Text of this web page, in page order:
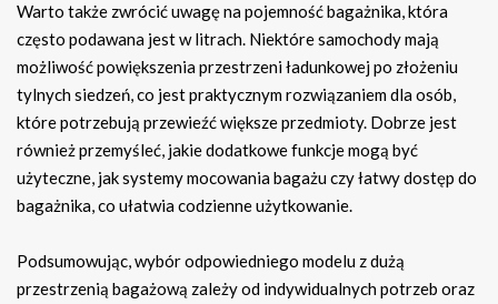
Warto także zwrócić uwagę na pojemność bagażnika, która
często podawana jest w litrach. Niektóre samochody mają
możliwość powiększenia przestrzeni ładunkowej po złożeniu
tylnych siedzeń, co jest praktycznym rozwiązaniem dla osób,
które potrzebują przewieźć większe przedmioty. Dobrze jest
również przemyśleć, jakie dodatkowe funkcje mogą być
użyteczne, jak systemy mocowania bagażu czy łatwy dostęp do
bagażnika, co ułatwia codzienne użytkowanie.
Podsumowując, wybór odpowiedniego modelu z dużą
przestrzenią bagażową zależy od indywidualnych potrzeb oraz